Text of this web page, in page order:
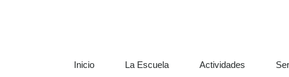
Inicio La Escuela Actividades